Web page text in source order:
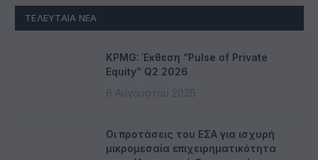
ΤΕΛΕΥΤΑΊΑ ΝΈΑ
KPMG: Έκθεση “Pulse of Private
Equity” Q2 2026
6 Αυγούστου 2026
Οι προτάσεις του ΕΣΑ για ισχυρή
μικρομεσαία επιχειρηματικότητα